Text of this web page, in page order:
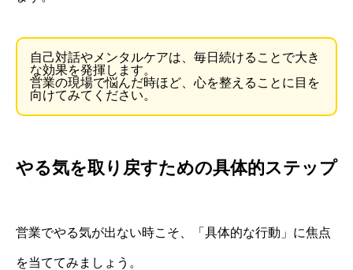
自己対話やメンタルケアは、毎日続けることで大き
な効果を発揮します。
営業の現場で悩んだ時ほど、心を整えることに目を
向けてみてください。
やる気を取り戻すための具体的ステップ
営業でやる気が出ない時こそ、「具体的な行動」に焦点
を当ててみましょう。